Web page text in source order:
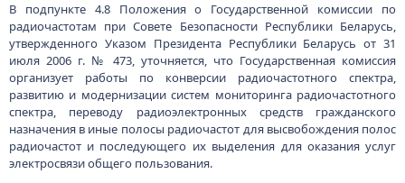
В подпункте 4.8 Положения о Государственной комиссии по
радиочастотам при Совете Безопасности Республики Беларусь,
утвержденного Указом Президента Республики Беларусь от 31
июля 2006 г. № 473, уточняется, что Государственная комиссия
организует работы по конверсии радиочастотного спектра,
развитию и модернизации систем мониторинга радиочастотного
спектра, переводу радиоэлектронных средств гражданского
назначения в иные полосы радиочастот для высвобождения полос
радиочастот и последующего их выделения для оказания услуг
электросвязи общего пользования.